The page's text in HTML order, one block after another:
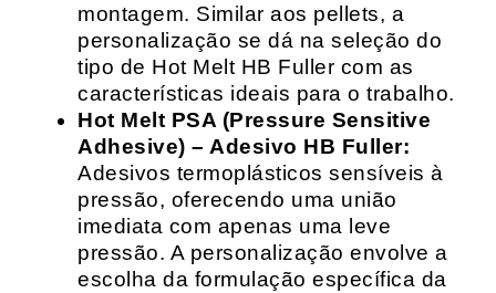
montagem. Similar aos pellets, a
personalização se dá na seleção do
tipo de Hot Melt HB Fuller com as
características ideais para o trabalho.
Hot Melt PSA (Pressure Sensitive
Adhesive) – Adesivo HB Fuller:
Adesivos termoplásticos sensíveis à
pressão, oferecendo uma união
imediata com apenas uma leve
pressão. A personalização envolve a
escolha da formulação específica da